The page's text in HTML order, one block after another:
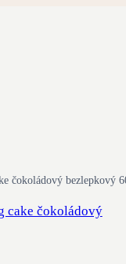
čokoládový bezlepkový